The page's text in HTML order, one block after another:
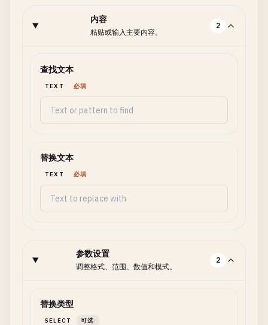
内容
粘贴或输入主要内容。
2
查找文本
TEXT 必填
替换文本
TEXT 必填
参数设置
调整格式、范围、数值和模式。
2
替换类型
SELECT 可选